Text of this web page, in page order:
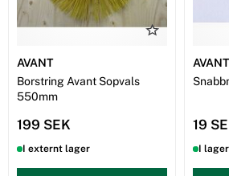
AVANT
Borstring Avant Sopvals
550mm
199 SEK
I externt lager
AVANT
19
I lager